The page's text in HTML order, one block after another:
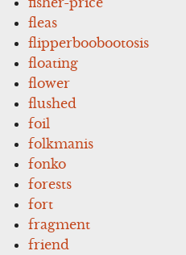
fleas
flipperboobootosis
floating
flower
flushed
foil
folkmanis
fonko
forests
fort
fragment
friend